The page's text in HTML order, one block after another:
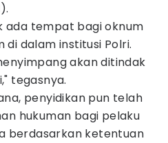
ada tempat bagi oknum
dalam institusi Polri.
akan ditindak
tegasnya.
penyidikan pun telah
hukuman bagi pelaku
berdasarkan ketentuan